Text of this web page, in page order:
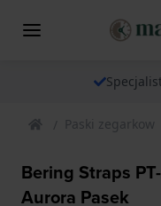
Paski zegarkow
Bering Straps
Aurora Pasek